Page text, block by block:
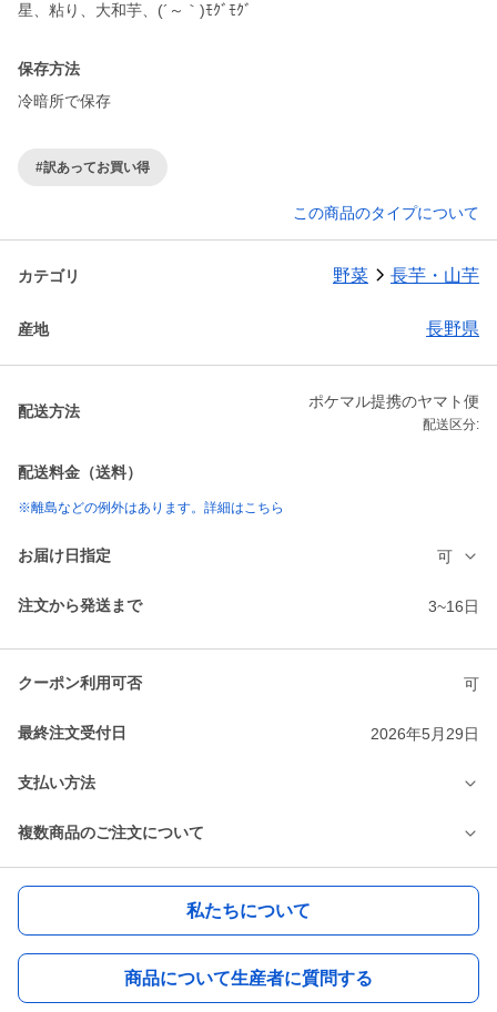
星、粘り、大和芋、(´～｀)ﾓｸﾞﾓｸﾞ
保存方法
冷暗所で保存
#訳あってお買い得
この商品のタイプについて
カテゴリ 野菜 長芋・山芋
産地 長野県
配送方法
ポケマル提携のヤマト便
配送区分:
配送料金（送料）
※離島などの例外はあります。詳細はこちら
お届け日指定 可
注文から発送まで 3~16日
クーポン利用可否 可
最終注文受付日 2026年5月29日
支払い方法
複数商品のご注文について
私たちについて
商品について生産者に質問する